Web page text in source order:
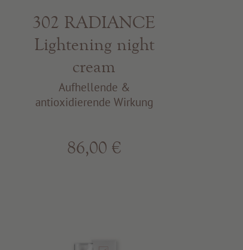
302 RADIANCE
Lightening night
cream
Aufhellende &
antioxidierende Wirkung
86,00 €